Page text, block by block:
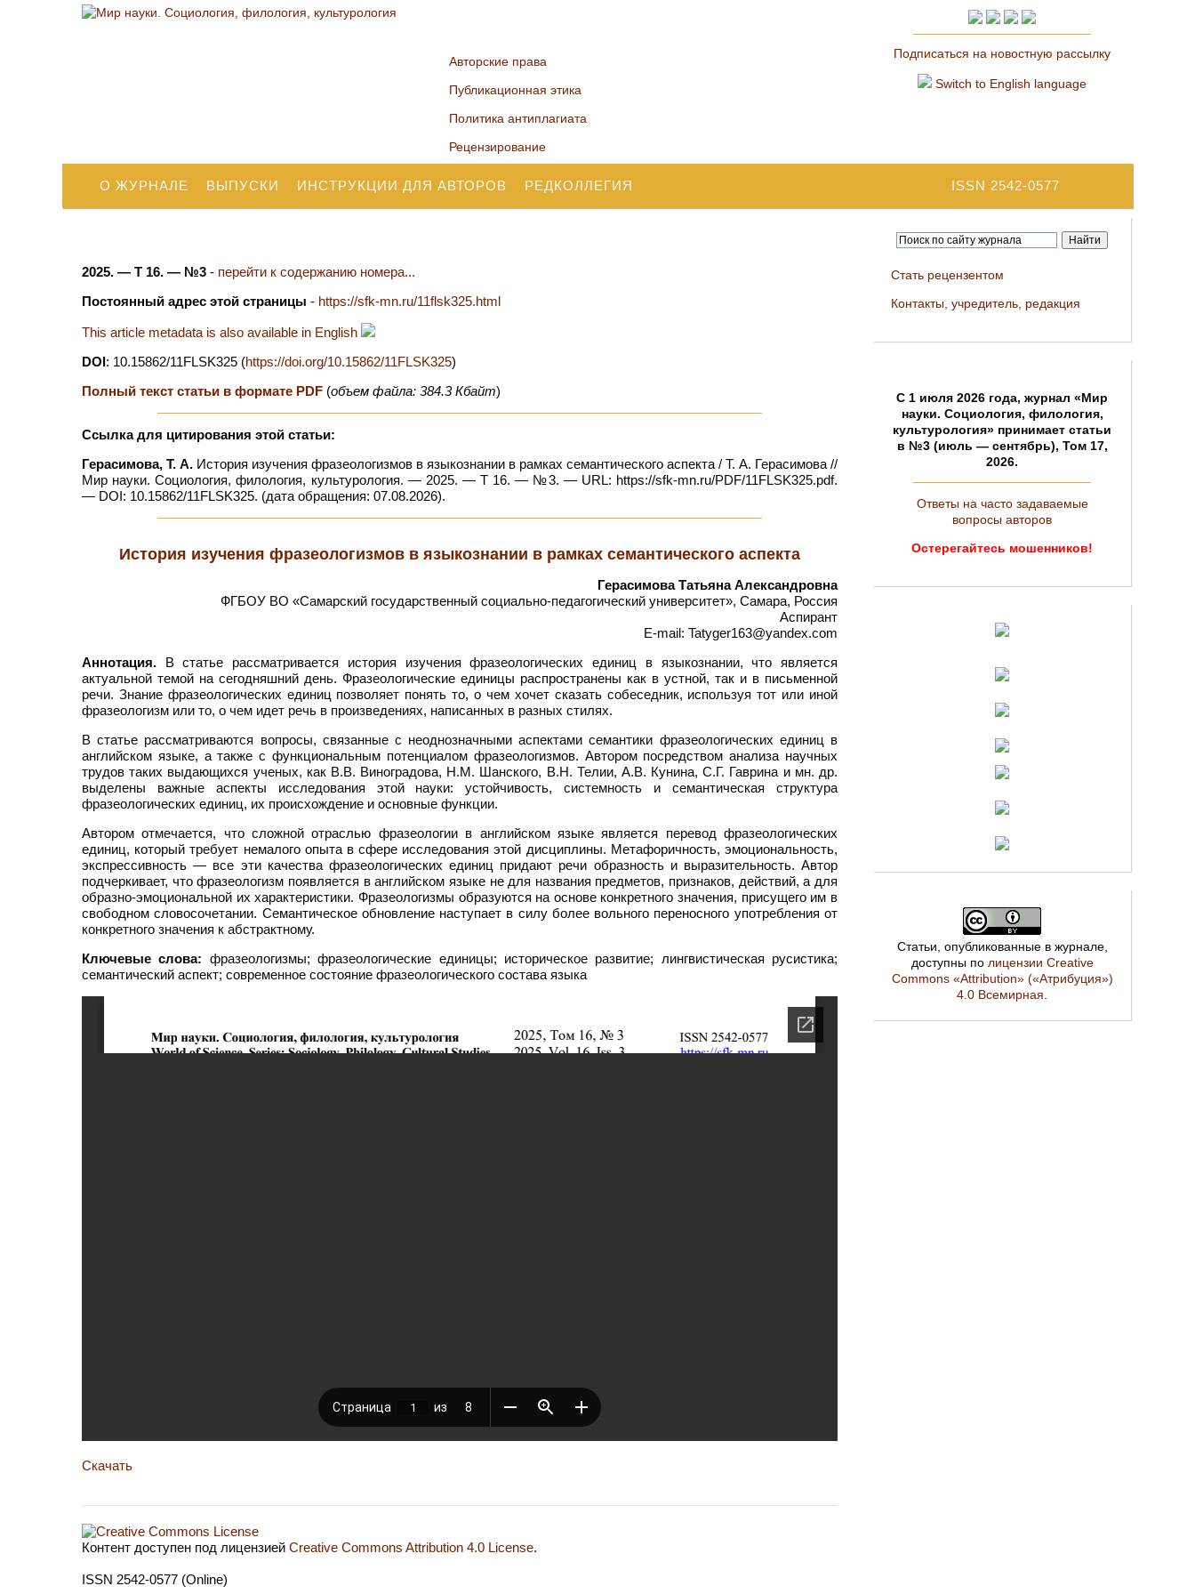
Авторские права
Публикационная этика
Политика антиплагиата
Рецензирование
Подписаться на новостную рассылку
Switch to English language
ISSN 2542-0577
О ЖУРНАЛЕ ВЫПУСКИ ИНСТРУКЦИИ ДЛЯ АВТОРОВ РЕДКОЛЛЕГИЯ
2025. — Т 16. — №3 - перейти к содержанию номера...
Постоянный адрес этой страницы - https://sfk-mn.ru/11flsk325.html
This article metadata is also available in English
DOI: 10.15862/11FLSK325 (https://doi.org/10.15862/11FLSK325)
Полный текст статьи в формате PDF (объем файла: 384.3 Кбайт)
Ссылка для цитирования этой статьи:
Герасимова, Т. А. История изучения фразеологизмов в языкознании в рамках семантического аспекта / Т. А. Герасимова //
Мир науки. Социология, филология, культурология. — 2025. — Т 16. — №3. — URL: https://sfk-mn.ru/PDF/11FLSK325.pdf.
— DOI: 10.15862/11FLSK325. (дата обращения: 07.08.2026).
История изучения фразеологизмов в языкознании в рамках семантического аспекта
Герасимова Татьяна Александровна
ФГБОУ ВО «Самарский государственный социально-педагогический университет», Самара, Россия
Аспирант
E-mail: Tatyger163@yandex.com
Аннотация. В статье рассматривается история изучения фразеологических единиц в языкознании, что является
актуальной темой на сегодняшний день. Фразеологические единицы распространены как в устной, так и в письменной
речи. Знание фразеологических единиц позволяет понять то, о чем хочет сказать собеседник, используя тот или иной
фразеологизм или то, о чем идет речь в произведениях, написанных в разных стилях.
В статье рассматриваются вопросы, связанные с неоднозначными аспектами семантики фразеологических единиц в
английском языке, а также с функциональным потенциалом фразеологизмов. Автором посредством анализа научных
трудов таких выдающихся ученых, как В.В. Виноградова, Н.М. Шанского, В.Н. Телии, А.В. Кунина, С.Г. Гаврина и мн. др.
выделены важные аспекты исследования этой науки: устойчивость, системность и семантическая структура
фразеологических единиц, их происхождение и основные функции.
Автором отмечается, что сложной отраслью фразеологии в английском языке является перевод фразеологических
единиц, который требует немалого опыта в сфере исследования этой дисциплины. Метафоричность, эмоциональность,
экспрессивность — все эти качества фразеологических единиц придают речи образность и выразительность. Автор
подчеркивает, что фразеологизм появляется в английском языке не для названия предметов, признаков, действий, а для
образно-эмоциональной их характеристики. Фразеологизмы образуются на основе конкретного значения, присущего им в
свободном словосочетании. Семантическое обновление наступает в силу более вольного переносного употребления от
конкретного значения к абстрактному.
Ключевые слова: фразеологизмы; фразеологические единицы; историческое развитие; лингвистическая русистика;
семантический аспект; современное состояние фразеологического состава языка
Скачать
Контент доступен под лицензией Creative Commons Attribution 4.0 License.
ISSN 2542-0577 (Online)
Стать рецензентом
Контакты, учредитель, редакция
C 1 июля 2026 года, журнал «Мир
науки. Социология, филология,
культурология» принимает статьи
в №3 (июль — сентябрь), Том 17,
2026.
Ответы на часто задаваемые
вопросы авторов
Остерегайтесь мошенников!
Статьи, опубликованные в журнале,
доступны по лицензии Creative
Commons «Attribution» («Атрибуция»)
4.0 Всемирная